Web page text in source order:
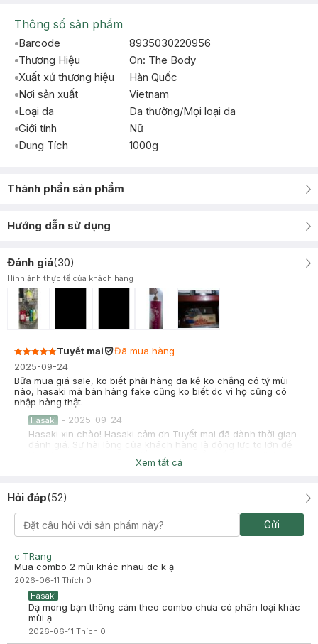
Thông số sản phẩm
Barcode
8935030220956
Thương Hiệu
On: The Body
Xuất xứ thương hiệu
Hàn Quốc
Nơi sản xuất
Vietnam
Loại da
Da thường/Mọi loại da
Giới tính
Nữ
Dung Tích
1000g
Thành phần sản phẩm
Hướng dẫn sử dụng
Đánh giá(30)
Hình ảnh thực tế của khách hàng
Tuyết mai
Đã mua hàng
2025-09-24
Bữa mua giá sale, ko biết phải hàng da kể ko chẳng có tý mùi
nào, hasaki mà bán hàng fake cũng ko biết dc vì họ cũng có
nhập hàng thật.
Hasaki - 2025-09-24
Hasaki xin chào! Hasaki cảm ơn Tuyết mai đã dành thời gian
đánh giá. Sự hài lòng của khách hàng là động lực to lớn để
Hasaki ngày càng phát triển hơn nữa về chất lượng dịch vụ.
Cảm ơn bạn đã tin tưởng và mua sắm tại Hasaki!
2025-09-18
mẹ bầu dùng được k ạ?
Hasaki -2025-09-18
đánh giá. Sự hài lòng của khách hàng là động lực to lớn để
Hasaki ngày càng phát triển hơn nữa về chất lượng dịch vụ.
Cảm ơn bạn đã tin tưởng và mua sắm tại Hasaki!
Xem tất cả
Hỏi đáp(52)
Gửi
c TRang
Mua combo 2 mùi khác nhau dc k ạ
2026-06-11 Thích 0
Hasaki
Dạ mong bạn thông cảm theo combo chưa có phân loại khác
mùi ạ
2026-06-11 Thích 0